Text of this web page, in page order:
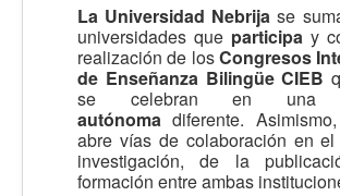
La Universidad Nebrija se
universidades que participa y
realización de losCongresos
de Enseñanza Bilingüe CIEB
se celebran en una
autónoma diferente.
abre vías de colaboración en
investigación, de la
formación entre ambas